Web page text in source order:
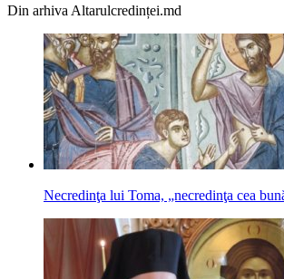
Din arhiva Altarulcredinței.md
Necredinţa lui Toma, „necredinţa cea